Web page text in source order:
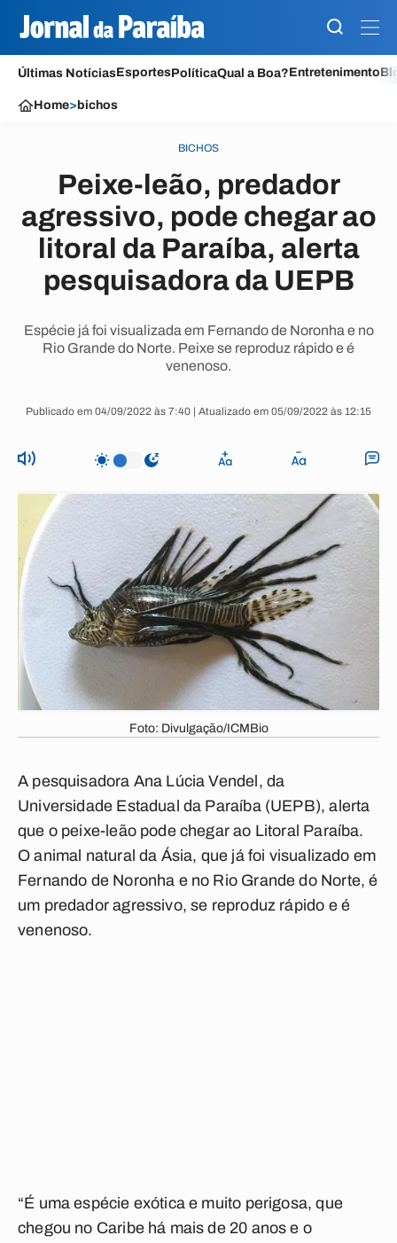
Últimas NotíciasEsportesPolíticaQual a Boa?Entretenimento
Home> bichos
BICHOS
Peixe-leão, predador
agressivo, pode chegar ao
litoral da Paraíba, alerta
pesquisadora da UEPB
Espécie já foi visualizada em Fernando de Noronha e no
Rio Grande do Norte. Peixe se reproduz rápido e é
venenoso.
Publicado em 04/09/2022 às 7:40 | Atualizado em 05/09/2022 às 12:15
Foto: Divulgação/ICMBio
A pesquisadora Ana Lúcia Vendel, da
Universidade Estadual da Paraíba (UEPB), alerta
que o peixe-leão pode chegar ao Litoral Paraíba.
O animal natural da Ásia, que já foi visualizado em
Fernando de Noronha e no Rio Grande do Norte, é
um predador agressivo, se reproduz rápido e é
venenoso.
“É uma espécie exótica e muito perigosa, que
chegou no Caribe há mais de 20 anos e o